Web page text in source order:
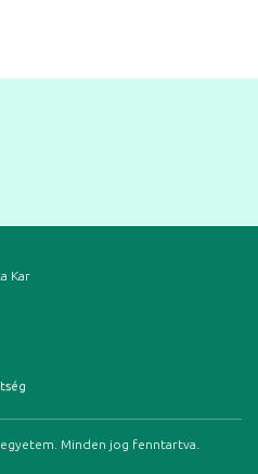
Kar
Minden jog fenntartva.